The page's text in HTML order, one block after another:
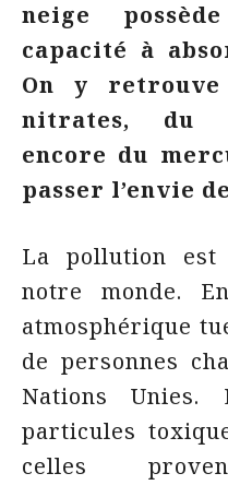
neige
capacité à
On y retrouve
nitrates, du
encore du
passer l’envie
La pollution
notre monde.
atmosphérique
de personnes
Nations Unies.
particules
celles